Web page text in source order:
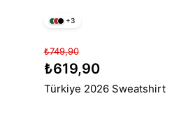
+3
₺749,90
₺619,90
Türkiye 2026 Sweatshirt